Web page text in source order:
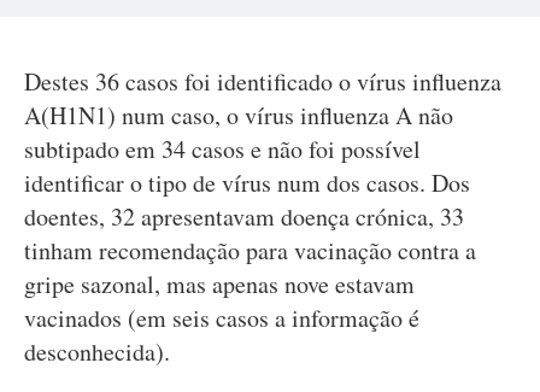
Destes 36 casos foi identificado o vírus influenza
A(H1N1) num caso, o vírus influenza A não
subtipado em 34 casos e não foi possível
identificar o tipo de vírus num dos casos. Dos
doentes, 32 apresentavam doença crónica, 33
tinham recomendação para vacinação contra a
gripe sazonal, mas apenas nove estavam
vacinados (em seis casos a informação é
desconhecida).